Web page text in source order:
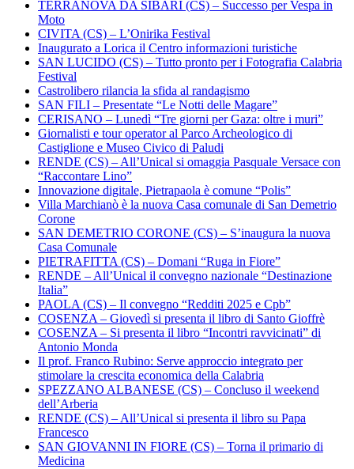
TERRANOVA DA SIBARI (CS) – Successo per Vespa in
Moto
CIVITA (CS) – L’Onirika Festival
Inaugurato a Lorica il Centro informazioni turistiche
SAN LUCIDO (CS) – Tutto pronto per i Fotografia Calabria
Festival
Castrolibero rilancia la sfida al randagismo
SAN FILI – Presentate “Le Notti delle Magare”
CERISANO – Lunedì “Tre giorni per Gaza: oltre i muri”
Giornalisti e tour operator al Parco Archeologico di
Castiglione e Museo Civico di Paludi
RENDE (CS) – All’Unical si omaggia Pasquale Versace con
“Raccontare Lino”
Innovazione digitale, Pietrapaola è comune “Polis”
Villa Marchianò è la nuova Casa comunale di San Demetrio
Corone
SAN DEMETRIO CORONE (CS) – S’inaugura la nuova
Casa Comunale
PIETRAFITTA (CS) – Domani “Ruga in Fiore”
RENDE – All’Unical il convegno nazionale “Destinazione
Italia”
PAOLA (CS) – Il convegno “Redditi 2025 e Cpb”
COSENZA – Giovedì si presenta il libro di Santo Gioffrè
COSENZA – Si presenta il libro “Incontri ravvicinati” di
Antonio Monda
Il prof. Franco Rubino: Serve approccio integrato per
stimolare la crescita economica della Calabria
SPEZZANO ALBANESE (CS) – Concluso il weekend
dell’Arberia
RENDE (CS) – All’Unical si presenta il libro su Papa
Francesco
SAN GIOVANNI IN FIORE (CS) – Torna il primario di
Medicina